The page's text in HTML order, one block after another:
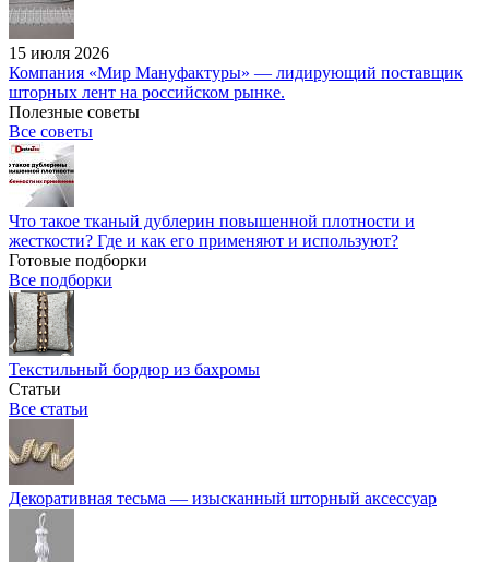
15 июля 2026
Компания «Мир Мануфактуры» — лидирующий поставщик
шторных лент на российском рынке.
Полезные советы
Все советы
Что такое тканый дублерин повышенной плотности и
жесткости? Где и как его применяют и используют?
Готовые подборки
Все подборки
Текстильный бордюр из бахромы
Статьи
Все статьи
Декоративная тесьма — изысканный шторный аксессуар